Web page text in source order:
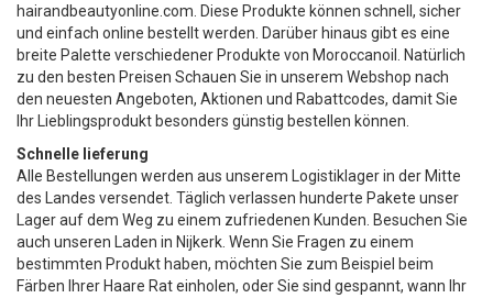
hairandbeautyonline.com. Diese Produkte können schnell, sicher
und einfach online bestellt werden. Darüber hinaus gibt es eine
breite Palette verschiedener Produkte von Moroccanoil. Natürlich
zu den besten Preisen Schauen Sie in unserem Webshop nach
den neuesten Angeboten, Aktionen und Rabattcodes, damit Sie
Ihr Lieblingsprodukt besonders günstig bestellen können.
Schnelle lieferung
Alle Bestellungen werden aus unserem Logistiklager in der Mitte
des Landes versendet. Täglich verlassen hunderte Pakete unser
Lager auf dem Weg zu einem zufriedenen Kunden. Besuchen Sie
auch unseren Laden in Nijkerk. Wenn Sie Fragen zu einem
bestimmten Produkt haben, möchten Sie zum Beispiel beim
Färben Ihrer Haare Rat einholen, oder Sie sind gespannt, wann Ihr